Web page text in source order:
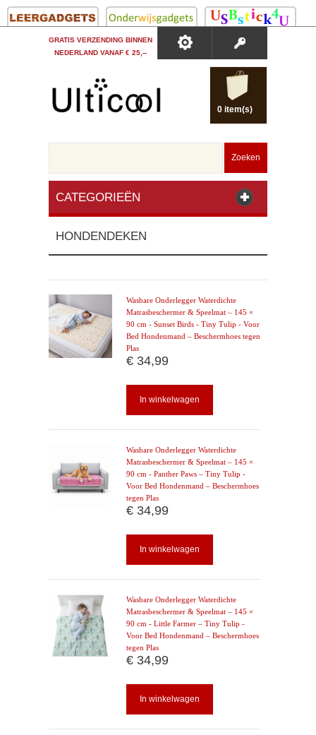
GRATIS VERZENDING BINNEN
NEDERLAND VANAF € 25,--
0 item(s)
Zoeken
CATEGORIEËN
HONDENDEKEN
Wasbare Onderlegger Waterdichte
Matrasbeschermer & Speelmat – 145 ×
90 cm - Sunset Birds - Tiny Tulip - Voor
Bed Hondenmand – Beschermhoes tegen
Plas
€ 34,99
In winkelwagen
Wasbare Onderlegger Waterdichte
Matrasbeschermer & Speelmat – 145 ×
90 cm - Panther Paws – Tiny Tulip -
Voor Bed Hondenmand – Beschermhoes
tegen Plas
€ 34,99
In winkelwagen
Wasbare Onderlegger Waterdichte
Matrasbeschermer & Speelmat – 145 ×
90 cm - Little Farmer – Tiny Tulip -
Voor Bed Hondenmand – Beschermhoes
tegen Plas
€ 34,99
In winkelwagen